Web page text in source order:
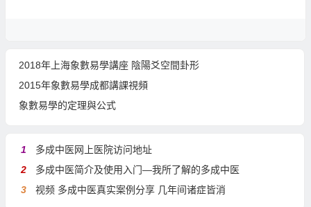
2018年上海象數易學講座 陰陽爻空間卦形
2015年象數易學成都講課視頻
象數易學的定理與公式
1
多成中医网上医院访问地址
2
多成中医简介及使用入门—我所了解的多成中医
3
视频 多成中医真实案例分享 几年间诸症皆消